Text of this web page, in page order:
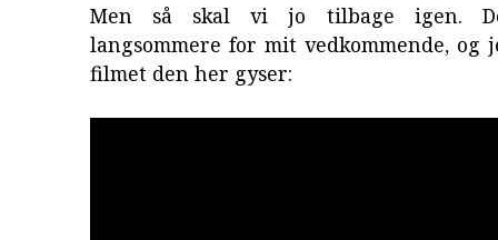
Men så skal vi jo tilbage igen.
langsommere for mit vedkommende, og
filmet den her gyser: